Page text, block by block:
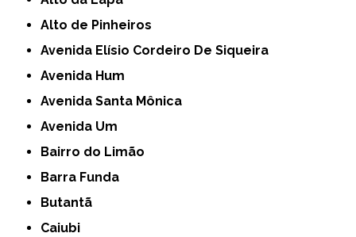
Alto de Pinheiros
Avenida Elísio Cordeiro De Siqueira
Avenida Hum
Avenida Santa Mônica
Avenida Um
Bairro do Limão
Barra Funda
Butantã
Caiubi